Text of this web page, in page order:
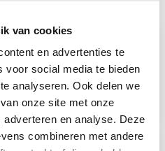
van cookies
en advertenties te
voor social media te bieden
analyseren. Ook delen we
onze site met onze
en analyse. Deze
combineren met andere